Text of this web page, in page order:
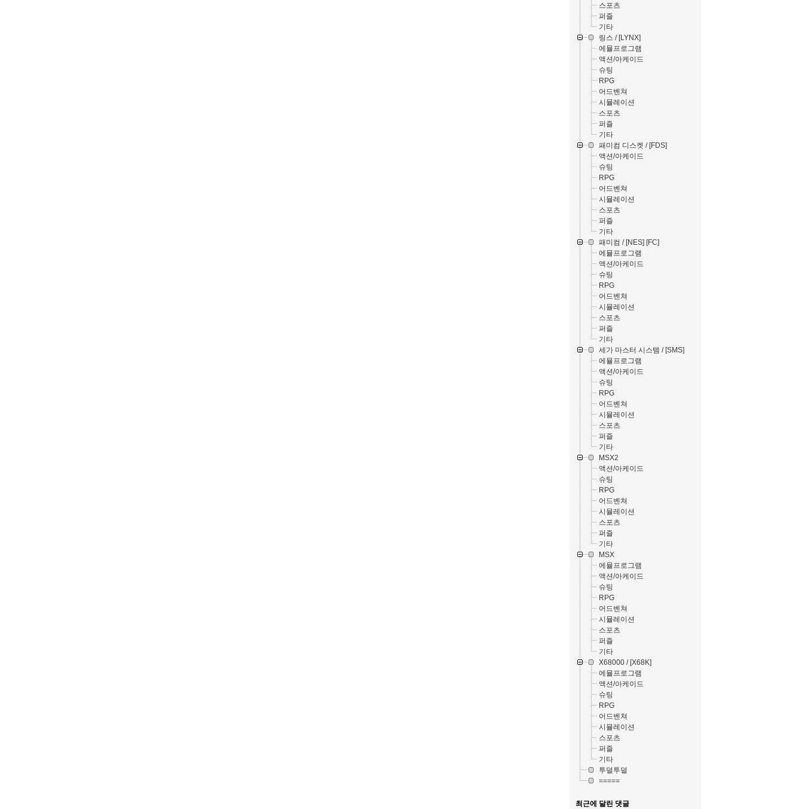
스포츠
퍼즐
기타
링스 / [LYNX]
에뮬프로그램
액션/아케이드
슈팅
RPG
어드벤쳐
시뮬레이션
스포츠
퍼즐
기타
패미컴 디스켓 / [FDS]
액션/아케이드
슈팅
RPG
어드벤쳐
시뮬레이션
스포츠
퍼즐
기타
패미컴 / [NES] [FC]
에뮬프로그램
액션/아케이드
슈팅
RPG
어드벤쳐
시뮬레이션
스포츠
퍼즐
기타
세가 마스터 시스템 / [SMS]
에뮬프로그램
액션/아케이드
슈팅
RPG
어드벤쳐
시뮬레이션
스포츠
퍼즐
기타
MSX2
액션/아케이드
슈팅
RPG
어드벤쳐
시뮬레이션
스포츠
퍼즐
기타
MSX
에뮬프로그램
액션/아케이드
슈팅
RPG
어드벤쳐
시뮬레이션
스포츠
퍼즐
기타
X68000 / [X68K]
에뮬프로그램
액션/아케이드
슈팅
RPG
어드벤쳐
시뮬레이션
스포츠
퍼즐
기타
투덜투덜
=====
최근에 달린 댓글